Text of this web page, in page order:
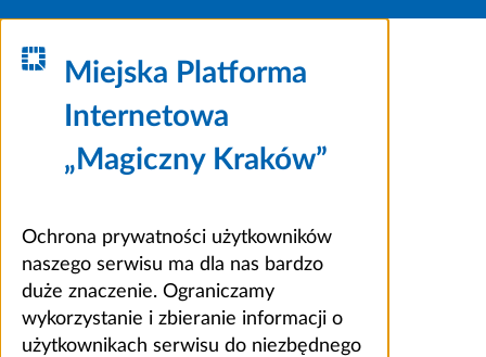
Miejska Platforma
Internetowa
„Magiczny Kraków”
Ochrona prywatności użytkowników
naszego serwisu ma dla nas bardzo
duże znaczenie. Ograniczamy
wykorzystanie i zbieranie informacji o
użytkownikach serwisu do niezbędnego